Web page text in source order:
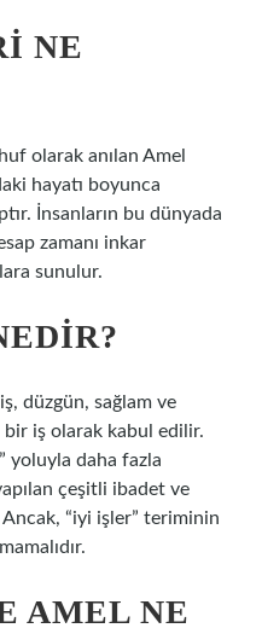
NE
olarak anılan Amel
hayatı boyunca
İnsanların bu dünyada
zamanı inkar
sunulur.
düzgün, sağlam ve
bir iş olarak kabul edilir.
yoluyla daha fazla
çeşitli ibadet ve
“iyi işler” teriminin
AMEL NE